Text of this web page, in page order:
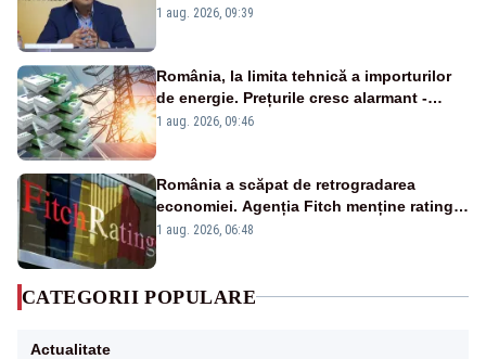
alertei energetice?
1 aug. 2026, 09:39
România, la limita tehnică a importurilor
de energie. Prețurile cresc alarmant -
Analiză Realitatea Plus
1 aug. 2026, 09:46
România a scăpat de retrogradarea
economiei. Agenția Fitch menține ratingul
„BBB-” cu perspectivă negativă
1 aug. 2026, 06:48
CATEGORII POPULARE
Actualitate